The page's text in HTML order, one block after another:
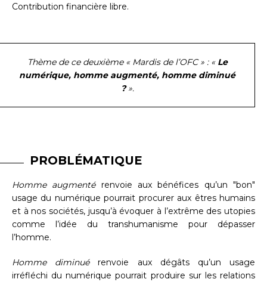
Contribution financière libre.
Thème de ce deuxième « Mardis de l’OFC » : « Le
numérique, homme augmenté, homme diminué
?».
PROBLÉMATIQUE
Homme augmentérenvoie aux bénéfices qu’un "bon"
usage du numérique pourrait procurer aux êtres humains
et à nos sociétés, jusqu’à évoquer à l’extrême des utopies
comme l’idée du transhumanisme pour dépasser
l’homme.
Homme diminuérenvoie aux dégâts qu’un usage
irréfléchi du numérique pourrait produire sur les relations